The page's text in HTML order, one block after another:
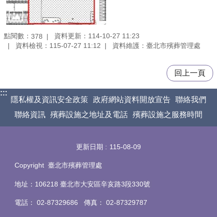
點閱數： 378
資料更新：114-10-27 11:23
資料檢視：115-07-27 11:12
資料維護：臺北市殯葬管理處
回上一頁
:::
隱私權及資訊安全政策 政府網站資料開放宣告 聯絡我們
聯絡資訊 殯葬設施之地址及電話 殯葬設施之服務時間
更新日期 115-08-09
Copyright 臺北市殯葬管理處
地址：106218 臺北市大安區辛亥路3段330號
電話 ： 02-87329686 傳真 ： 02-87329787